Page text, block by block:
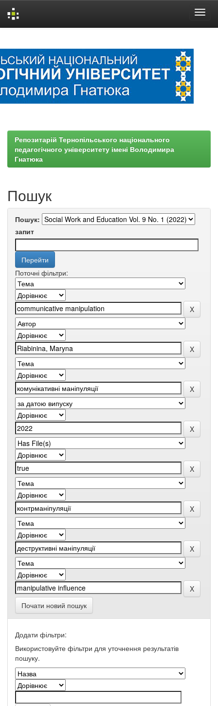
Репозитарій Тернопільського національного
педагогічного університету імені Володимира
Гнатюка
Пошук
Пошук:
запит
Поточні фільтри:
Почати новий пошук
Додати фільтри:
Використовуйте фільтри для уточнення результатів
пошуку.